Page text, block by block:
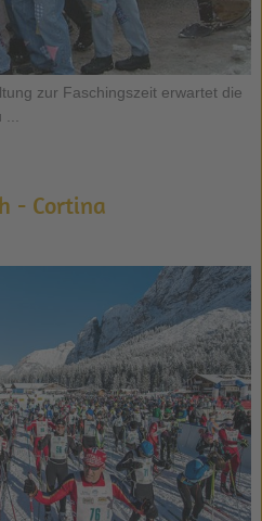
zur Faschingszeit erwartet die
- Cortina